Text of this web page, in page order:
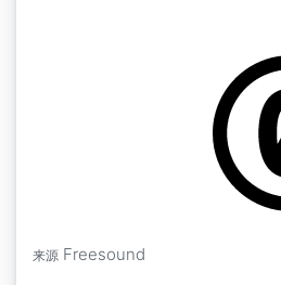
来源 Freesound